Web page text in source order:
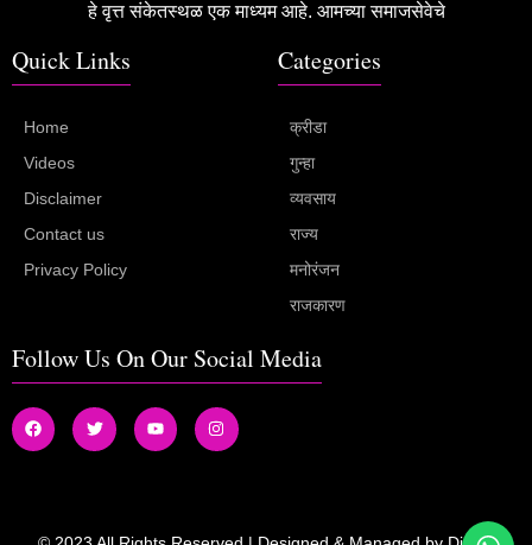
हे वृत्त संकेतस्थळ एक माध्यम आहे. आमच्या समाजसेवेचे
Quick Links
Home
Videos
Disclaimer
Contact us
Privacy Policy
Categories
क्रीडा
गुन्हा
व्यवसाय
राज्य
मनोरंजन
राजकारण
Follow Us On Our Social Media